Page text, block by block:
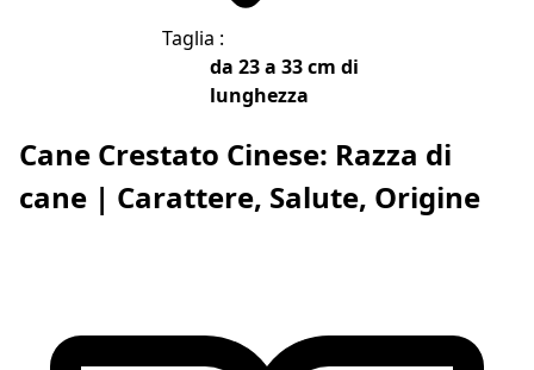
Taglia :
da 23 a 33 cm di
lunghezza
Cane Crestato Cinese: Razza di
cane | Carattere, Salute, Origine